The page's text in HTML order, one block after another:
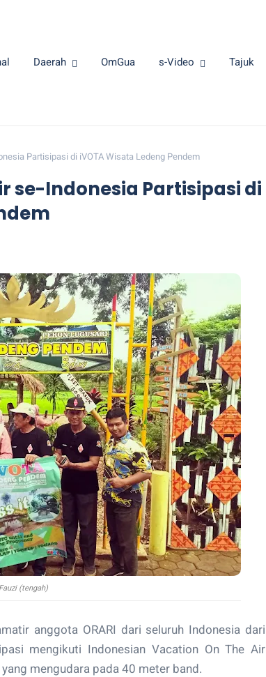
Daerah OmGua s-Video Tajuk
Partisipasi di iVOTA Wisata Ledeng Pendem
se-Indonesia Partisipasi di
(tengah)
anggota ORARI dari seluruh Indonesia dari
mengikuti Indonesian Vacation On The Air
mengudara pada 40 meter band.